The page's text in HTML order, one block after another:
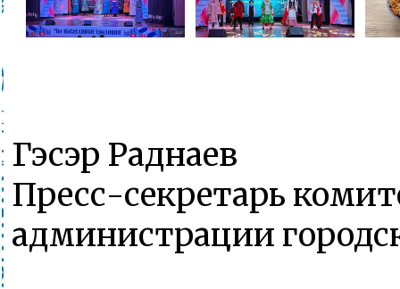
Гэсэр Раднаев
Пресс-секретарь
администрации